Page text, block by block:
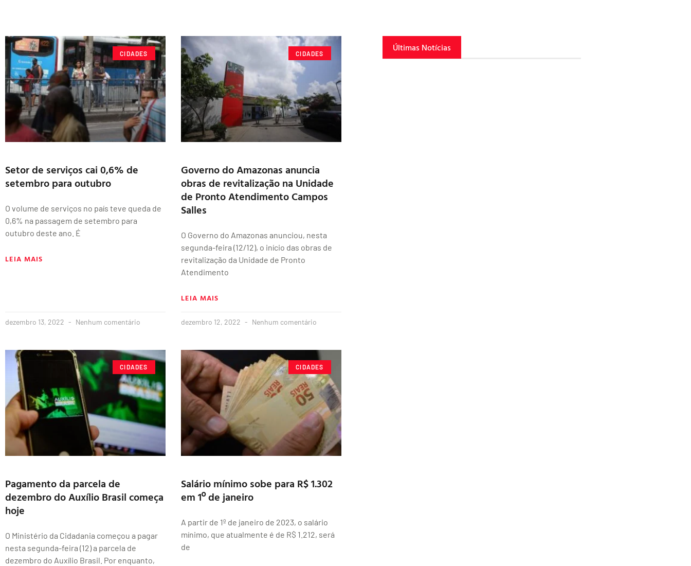
CIDADES
Setor de serviços cai 0,6% de
setembro para outubro
O volume de serviços no país teve queda de
0,6% na passagem de setembro para
outubro deste ano. É
LEIA MAIS
dezembro 13, 2022 Nenhum comentário
CIDADES
Governo do Amazonas anuncia
obras de revitalização na Unidade
de Pronto Atendimento Campos
Salles
O Governo do Amazonas anunciou, nesta
segunda-feira (12/12), o início das obras de
revitalização da Unidade de Pronto
Atendimento
LEIA MAIS
dezembro 12, 2022 Nenhum comentário
CIDADES
Pagamento da parcela de
dezembro do Auxílio Brasil começa
hoje
O Ministério da Cidadania começou a pagar
nesta segunda-feira (12) a parcela de
dezembro do Auxílio Brasil. Por enquanto,
CIDADES
Salário mínimo sobe para R$ 1.302
em 1º de janeiro
A partir de 1º de janeiro de 2023, o salário
mínimo, que atualmente é de R$ 1.212, será
de
Últimas Notícias